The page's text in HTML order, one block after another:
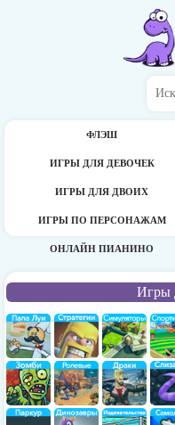
ФЛЭШ
ИГРЫ ДЛЯ ДЕВОЧЕК
ИГРЫ ДЛЯ ДВОИХ
ИГРЫ ПО ПЕРСОНАЖАМ
ОНЛАЙН ПИАНИНО
Игры